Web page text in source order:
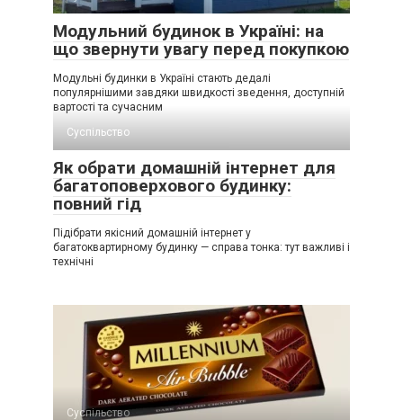
Модульний будинок в Україні: на
що звернути увагу перед покупкою
Модульні будинки в Україні стають дедалі
популярнішими завдяки швидкості зведення, доступній
вартості та сучасним
Суспільство
Як обрати домашній інтернет для
багатоповерхового будинку:
повний гід
Підібрати якісний домашній інтернет у
багатоквартирному будинку — справа тонка: тут важливі і
технічні
Суспільство